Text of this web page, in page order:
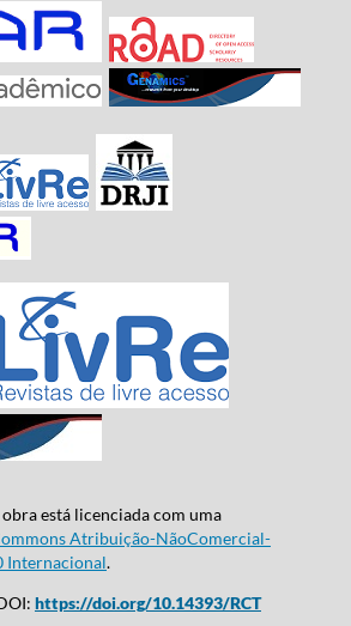
obra está licenciada com uma
Atribuição-NãoComercial-
Internacional.
https://doi.org/10.14393/RCT